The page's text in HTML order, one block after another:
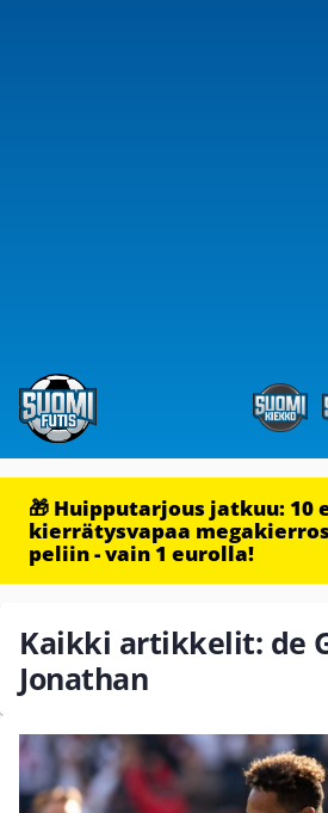
🎁 Huipputarjous jatkuu: 10
kierrätysvapaa
peliin - vain 1 eurolla!
Kaikki artikkelit: de
Jonathan